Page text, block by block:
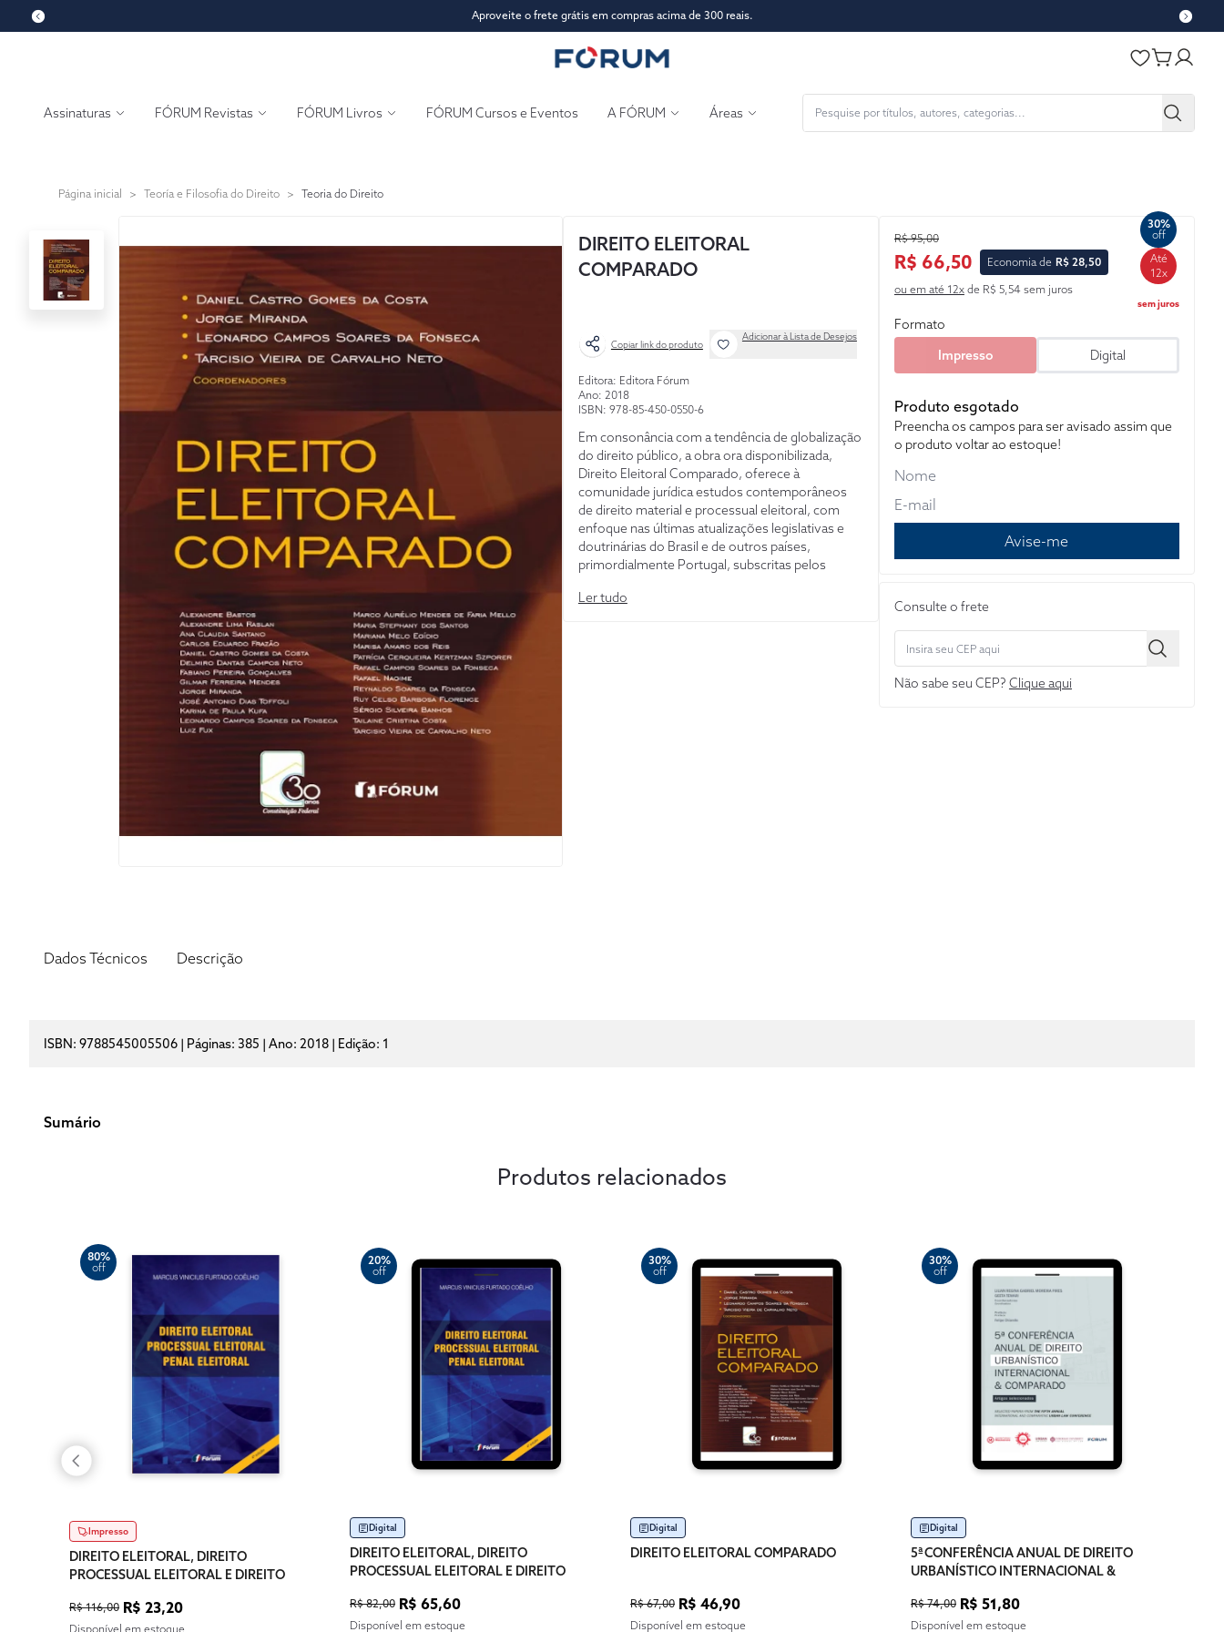
Aproveite o frete grátis em compras acima de 300 reais.
Assinaturas FÓRUM Revistas FÓRUM Livros FÓRUM Cursos e Eventos A FÓRUM Áreas
Página inicial > Teoría e Filosofia do Direito > Teoria do Direito
DIREITO ELEITORAL
COMPARADO
Copiar link do produto
Adicionar à Lista de Desejos
Editora: Editora Fórum
Ano: 2018
ISBN: 978-85-450-0550-6
Em consonância com a tendência de globalização
do direito público, a obra ora disponibilizada,
Direito Eleitoral Comparado, oferece à
comunidade jurídica estudos contemporâneos
de direito material e processual eleitoral, com
enfoque nas últimas atualizações legislativas e
doutrinárias do Brasil e de outros países,
primordialmente Portugal, subscritas pelos
conseguinte, a coletânea Direito Eleitoral
Ler tudo
R$ 95,00
R$ 66,50 Economia de R$ 28,50
30%
off
Até
12x
sem juros
ou em até 12xde R$ 5,54 sem juros
Formato
Impresso
Digital
Produto esgotado
Preencha os campos para ser avisado assim que
o produto voltar ao estoque!
Avise-me
Consulte o frete
Não sabe seu CEP? Clique aqui
Dados Técnicos Descrição
ISBN: 9788545005506 | Páginas: 385 | Ano: 2018 | Edição: 1
Sumário
Produtos relacionados
80%
off
Impresso
DIREITO ELEITORAL, DIREITO
PROCESSUAL ELEITORAL E DIREITO
R$ 116,00 R$ 23,20
Disponível em estoque
20%
off
Digital
DIREITO ELEITORAL, DIREITO
PROCESSUAL ELEITORAL E DIREITO
R$ 82,00 R$ 65,60
Disponível em estoque
30%
off
Digital
DIREITO ELEITORAL COMPARADO
R$ 67,00 R$ 46,90
Disponível em estoque
30%
off
Digital
5ª CONFERÊNCIA ANUAL DE DIREITO
URBANÍSTICO INTERNACIONAL &
R$ 74,00 R$ 51,80
Disponível em estoque